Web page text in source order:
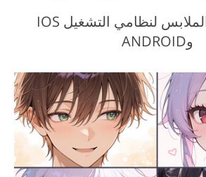
تطبيق إزالة الملابس لنظامي التشغيل IOS
وANDROID